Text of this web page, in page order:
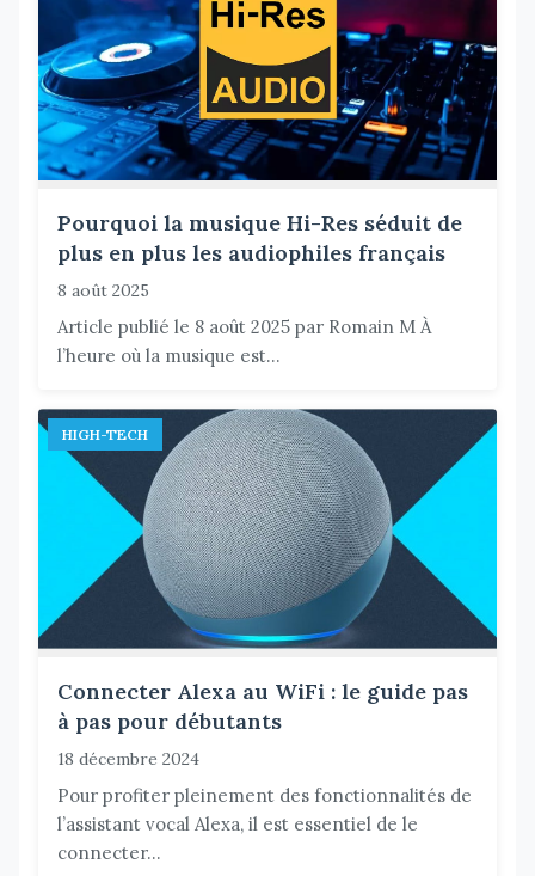
Pourquoi la musique Hi-Res séduit de
plus en plus les audiophiles français
8 août 2025
Article publié le 8 août 2025 par Romain M À
l’heure où la musique est...
HIGH-TECH
Connecter Alexa au WiFi : le guide pas
à pas pour débutants
18 décembre 2024
Pour profiter pleinement des fonctionnalités de
l’assistant vocal Alexa, il est essentiel de le
connecter...